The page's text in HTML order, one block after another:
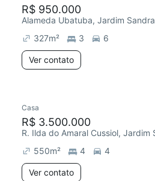
R$ 950.000
Alameda Ubatuba, Jardim Sandra
327m² 3 6
Ver contato
Casa
R$ 3.500.000
550m² 4 4
Ver contato